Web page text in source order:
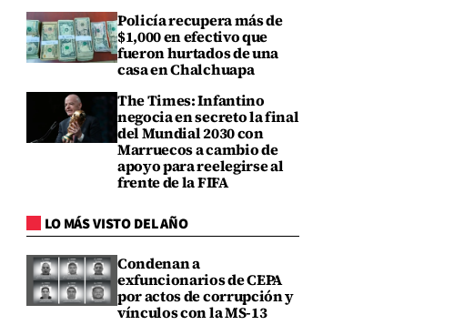
Policía recupera más de
$1,000 en efectivo que
fueron hurtados de una
casa en Chalchuapa
The Times: Infantino
negocia en secreto la final
del Mundial 2030 con
Marruecos a cambio de
apoyo para reelegirse al
frente de la FIFA
LO MÁS VISTO DEL AÑO
Condenan a
exfuncionarios de CEPA
por actos de corrupción y
vínculos con la MS-13